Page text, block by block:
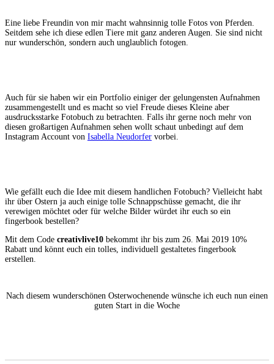
Eine liebe Freundin von mir macht wahnsinnig tolle Fotos von Pferden.
Seitdem sehe ich diese edlen Tiere mit ganz anderen Augen. Sie sind nicht
nur wunderschön, sondern auch unglaublich fotogen.
Auch für sie haben wir ein Portfolio einiger der gelungensten Aufnahmen
zusammengestellt und es macht so viel Freude dieses Kleine aber
ausdrucksstarke Fotobuch zu betrachten. Falls ihr gerne noch mehr von
diesen großartigen Aufnahmen sehen wollt schaut unbedingt auf dem
Instagram Account von Isabella Neudorfer vorbei.
Wie gefällt euch die Idee mit diesem handlichen Fotobuch? Vielleicht habt
ihr über Ostern ja auch einige tolle Schnappschüsse gemacht, die ihr
verewigen möchtet oder für welche Bilder würdet ihr euch so ein
fingerbook bestellen?
Mit dem Code creativlive10 bekommt ihr bis zum 26. Mai 2019 10%
Rabatt und könnt euch ein tolles, individuell gestaltetes fingerbook
erstellen.
Nach diesem wunderschönen Osterwochenende wünsche ich euch nun einen
guten Start in die Woche